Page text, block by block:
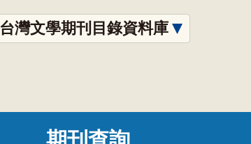
台灣文學期刊目錄資料庫